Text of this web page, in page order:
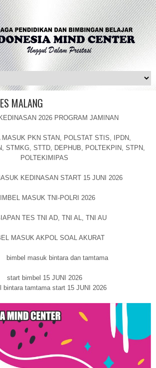
MALANG
2026 PROGRAM JAMINAN
MASUK PKN STAN, POLSTAT STIS, IPDN,
STMKG, STTD, DEPHUB, POLTEKPIN, STPN,
POLTEKIMIPAS
KEDINASAN START 15 JUNI 2026
MASUK TNI-POLRI 2026
TES TNI AD, TNI AL, TNI AU
MASUK AKPOL SOAL AKURAT
masuk bintara dan tamtama
start bimbel 15 JUNI 2026
bintara tamtama start 15 JUNI 2026